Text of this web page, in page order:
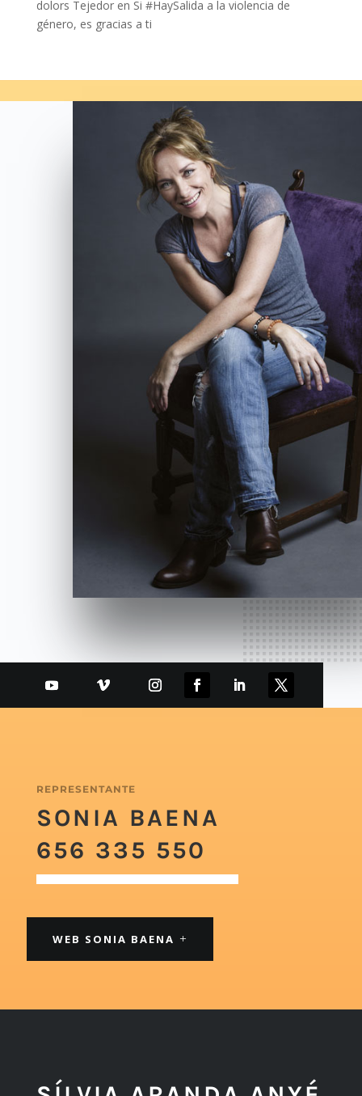
dolors Tejedoren Si #HaySalida a la violencia de
género, es gracias a ti
REPRESENTANTE
SONIA BAENA
656 335 550
WEB SONIA BAENA